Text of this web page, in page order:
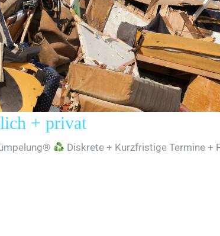
+ privat
Diskrete + Kurzfristige Termine +